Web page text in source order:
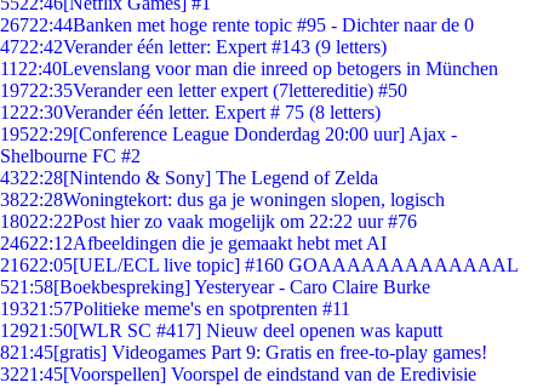
26722:44Banken met hoge rente topic #95 - Dichter naar de 0
4722:42Verander één letter: Expert #143 (9 letters)
11 22:40Levenslang voor man die inreed op betogers in München
19722:35Verander een letter expert (7lettereditie) #50
1222:30Verander één letter. Expert # 75 (8 letters)
19522:29[Conference League Donderdag 20:00 uur] Ajax -
Shelbourne FC #2
4322:28[Nintendo & Sony] The Legend of Zelda
3822:28Woningtekort: dus ga je woningen slopen, logisch
18022:22Post hier zo vaak mogelijk om 22:22 uur #76
24622:12Afbeeldingen die je gemaakt hebt met AI
21622:05[UEL/ECL live topic] #160 GOAAAAAAAAAAAAAL
521:58[Boekbespreking] Yesteryear - Caro Claire Burke
19321:57Politieke meme's en spotprenten #11
12921:50[WLR SC #417] Nieuw deel openen was kaputt
821:45[gratis] Videogames Part 9: Gratis en free-to-play games!
3221:45[Voorspellen] Voorspel de eindstand van de Eredivisie